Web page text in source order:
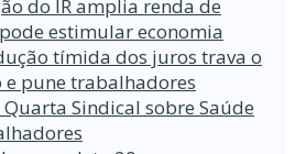
do IR amplia renda de
estimular economia
tímida dos juros trava o
e pune trabalhadores
Sindical sobre Saúde